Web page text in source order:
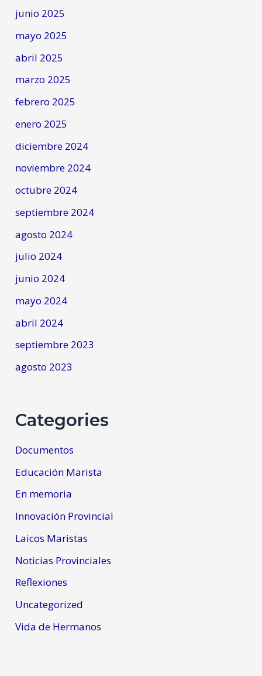
junio 2025
mayo 2025
abril 2025
marzo 2025
febrero 2025
enero 2025
diciembre 2024
noviembre 2024
octubre 2024
septiembre 2024
agosto 2024
julio 2024
junio 2024
mayo 2024
abril 2024
septiembre 2023
agosto 2023
Categories
Documentos
Educación Marista
En memoria
Innovación Provincial
Laicos Maristas
Noticias Provinciales
Reflexiones
Uncategorized
Vida de Hermanos